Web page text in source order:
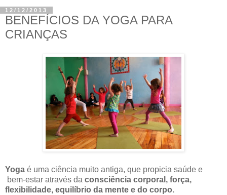
12/12/2013
BENEFÍCIOS DA YOGA PARA
CRIANÇAS
Yoga é uma ciência muito antiga, que propicia saúde e
bem-estar através da consciência corporal, força,
flexibilidade, equilíbrio da mente e do corpo.